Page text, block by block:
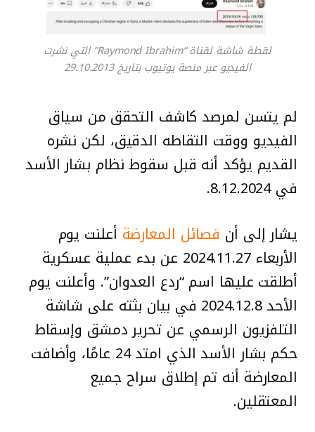
لقطة شاشة لقناة “Raymond Ibrahim” التي نشرت
الفيديو عبر منصة يوتيوب بتاريخ 29.10.2013
لم يتسن لمرصد كاشف التحقق من سياق
الفيديو ووقت التقاطه الدقيق، لكن نشره
القديم يؤكد أنه قبل سقوط نظام بشار الأسد
في 8.12.2024.
يشار إلى أن فصائل المعارضة أعلنت يوم
الأربعاء 2024.11.27 عن بدء عملية عسكرية
أطلقت عليها اسم “ردع العدوان”. وأعلنت يوم
الأحد 2024.12.8 في بيان بثته على شاشة
التلفزيون الرسمي عن تحرير دمشق وإسقاط
حكم بشار الأسد الذي امتد 24 عامًا، وأضافت
المعارضة أنه تم إطلاق سراح جميع
المعتقلين.